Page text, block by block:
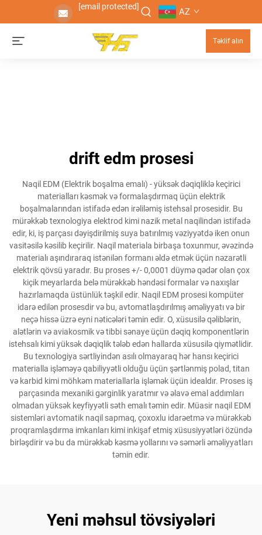
[email protected] AZ
Təklif alın
drift edm prosesi
Naqil EDM (Elektrik boşalma emalı) - yüksək dəqiqliklə keçirici
materialları kəsmək və formalaşdırmaq üçün elektrik
boşalmalarından istifadə edən irəliləmiş istehsal prosesidir. Bu
mürəkkəb texnologiya elektrod kimi nazik metal naqilindən istifadə
edir, ki, iş parçası dəyişdirilmiş suya batırılmış vəziyyətdə iken onun
vasitəsilə kəsilib keçirilir. Naqil materiala birbaşa toxunmur, əvəzində
materialı aşındıraraq istənilən formanı əldə etmək üçün nəzarətli
elektrik qövsü yaradır. Bu proses +/- 0,0001 düymə qədər olan çox
kiçik meyarlarda belə mürəkkəb həndəsi formalar və naxışlar
hazırlamaqda üstünlük təşkil edir. Naqil EDM prosesi kompüter
idarə edilən prosesdir və bu, avtomatlaşdırılmış əməliyyatı və bir
neçə hissə üzrə eyni nəticələri təmin edir. O, xüsusilə qəliblərin,
alətlərin və aviakosmik və tibbi sənaye üçün dəqiq komponentlərin
istehsalı kimi yüksək dəqiqlik tələb edən hallarda xüsusilə qiymətlidir.
Bu texnologiya sərtliyindən asılı olmayaraq hər hansı keçirici
materialla işləməyə qabiliyyətli olduğu üçün şərtlənmiş polad, titan
və karbid kimi möhkəm materiallarla işləmək üçün idealdır. Proses iş
parçasında mexaniki gərginlik yaratmır və əlavə emal addımları
olmadan yüksək keyfiyyətli səth emalı təmin edir. Müasir naqil EDM
sistemləri avtomatik naqil sapmaq, çoxoxlu idarəetmə və mürəkkəb
proqramlaşdırma imkanları kimi inkişaf etmiş xüsusiyyətləri özündə
birləşdirir və bu da mürəkkəb kəsmə yollarını və səmərli əməliyyatları
təmin edir.
Yeni məhsul tövsiyələri